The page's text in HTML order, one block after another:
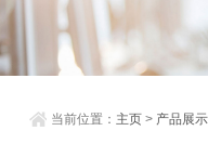
当前位置： 主页 > 产品展示